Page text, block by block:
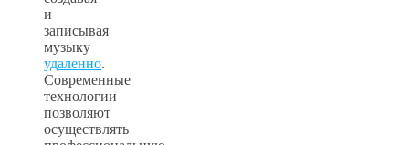
и
записывая
музыку
удаленно.
Современные
технологии
позволяют
осуществлять